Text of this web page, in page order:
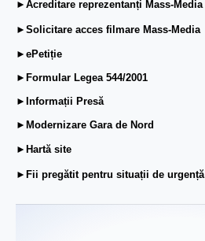
►Acreditare reprezentanți Mass-Media
►Solicitare acces filmare Mass-Media
►ePetiție
►Formular Legea 544/2001
►Informații Presă
►Modernizare Gara de Nord
►Hartă site
►Fii pregătit pentru situații de urgență